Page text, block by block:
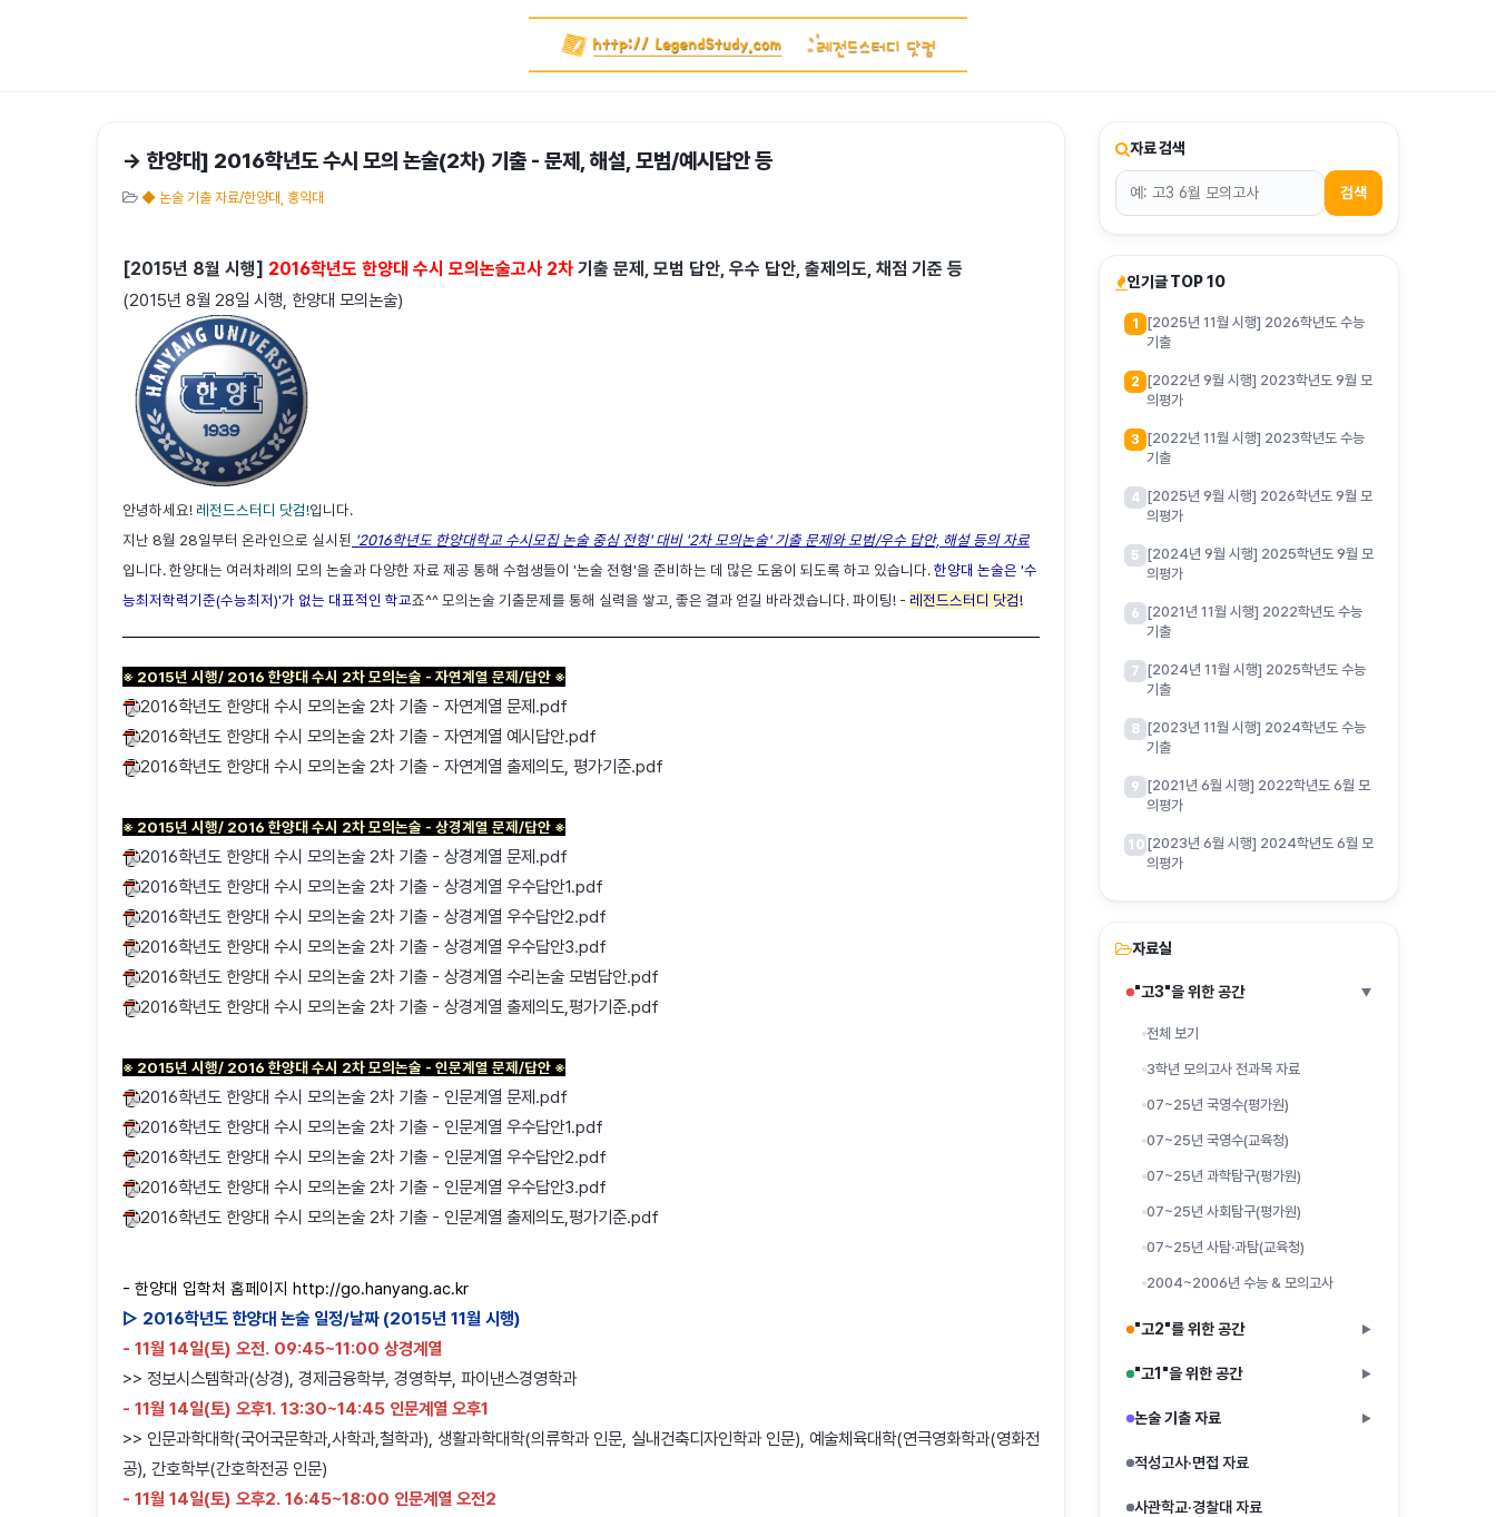
→ 한양대] 2016학년도 수시 모의 논술(2차) 기출 - 문제, 해설, 모범/예시답안 등
◆ 논술 기출 자료/한양대, 홍익대
[2015년 8월 시행] 2016학년도 한양대 수시 모의논술고사 2차 기출 문제, 모범 답안, 우수 답안, 출제의도, 채점 기준 등
(2015년 8월 28일 시행, 한양대 모의논술)
안녕하세요! 레전드스터디 닷컴!입니다.
지난 8월 28일부터 온라인으로 실시된 '2016학년도 한양대학교 수시모집 논술 중심 전형' 대비 '2차 모의논술' 기출 문제와 모범/우수 답안, 해설 등의 자료
입니다. 한양대는 여러차례의 모의 논술과 다양한 자료 제공 통해 수험생들이 '논술 전형'을 준비하는 데 많은 도움이 되도록 하고 있습니다.한양대 논술은 '수
능최저학력기준(수능최저)'가 없는 대표적인 학교죠^^ 모의논술 기출문제를 통해 실력을 쌓고, 좋은 결과 얻길 바라겠습니다. 파이팅! - 레전드스터디 닷컴!
※ 2015년 시행/ 2016 한양대 수시 2차 모의논술 - 자연계열 문제/답안 ※
2016학년도 한양대 수시 모의논술 2차 기출 - 자연계열 문제.pdf
2016학년도 한양대 수시 모의논술 2차 기출 - 자연계열 예시답안.pdf
2016학년도 한양대 수시 모의논술 2차 기출 - 자연계열 출제의도, 평가기준.pdf
※ 2015년 시행/ 2016 한양대 수시 2차 모의논술 - 상경계열 문제/답안 ※
2016학년도 한양대 수시 모의논술 2차 기출 - 상경계열 문제.pdf
2016학년도 한양대 수시 모의논술 2차 기출 - 상경계열 우수답안1.pdf
2016학년도 한양대 수시 모의논술 2차 기출 - 상경계열 우수답안2.pdf
2016학년도 한양대 수시 모의논술 2차 기출 - 상경계열 우수답안3.pdf
2016학년도 한양대 수시 모의논술 2차 기출 - 상경계열 수리논술 모범답안.pdf
2016학년도 한양대 수시 모의논술 2차 기출 - 상경계열 출제의도,평가기준.pdf
※ 2015년 시행/ 2016 한양대 수시 2차 모의논술 - 인문계열 문제/답안 ※
2016학년도 한양대 수시 모의논술 2차 기출 - 인문계열 문제.pdf
2016학년도 한양대 수시 모의논술 2차 기출 - 인문계열 우수답안1.pdf
2016학년도 한양대 수시 모의논술 2차 기출 - 인문계열 우수답안2.pdf
2016학년도 한양대 수시 모의논술 2차 기출 - 인문계열 우수답안3.pdf
2016학년도 한양대 수시 모의논술 2차 기출 - 인문계열 출제의도,평가기준.pdf
- 한양대 입학처 홈페이지 http://go.hanyang.ac.kr
▷ 2016학년도 한양대 논술 일정/날짜 (2015년 11월 시행)
- 11월 14일(토) 오전. 09:45~11:00 상경계열
>> 정보시스템학과(상경), 경제금융학부, 경영학부, 파이낸스경영학과
- 11월 14일(토) 오후1. 13:30~14:45 인문계열 오후1
>> 인문과학대학(국어국문학과,사학과,철학과), 생활과학대학(의류학과 인문, 실내건축디자인학과 인문), 예술체육대학(연극영화학과(영화전
공), 간호학부(간호학전공 인문)
- 11월 14일(토) 오후2. 16:45~18:00 인문계열 오전2
자료 검색
검색
인기글 TOP 10
1
[2025년 11월 시행] 2026학년도 수능
기출
2 [2022년 9월 시행] 2023학년도 9월 모
의평가
3 [2022년 11월 시행] 2023학년도 수능
기출
4 [2025년 9월 시행] 2026학년도 9월 모
의평가
5 [2024년 9월 시행] 2025학년도 9월 모
의평가
6 [2021년 11월 시행] 2022학년도 수능
기출
7 [2024년 11월 시행] 2025학년도 수능
기출
8 [2023년 11월 시행] 2024학년도 수능
기출
9 [2021년 6월 시행] 2022학년도 6월 모
의평가
10 [2023년 6월 시행] 2024학년도 6월 모
의평가
자료실
"고3"을 위한 공간 ▶
전체 보기
3학년 모의고사 전과목 자료
07~25년 국영수(평가원)
07~25년 국영수(교육청)
07~25년 과학탐구(평가원)
07~25년 사회탐구(평가원)
07~25년 사탐·과탐(교육청)
2004~2006년 수능 & 모의고사
"고2"를 위한 공간 ▶
"고1"을 위한 공간 ▶
논술 기출 자료 ▶
적성고사·면접 자료
사관학교·경찰대 자료